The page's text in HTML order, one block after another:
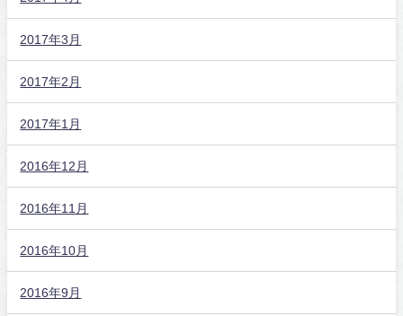
2017年3月
2017年2月
2017年1月
2016年12月
2016年11月
2016年10月
2016年9月